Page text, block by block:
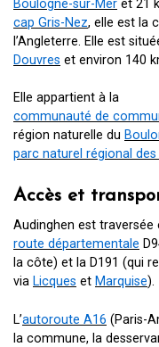
Boulogne-sur-Mer et 21
cap Gris-Nez, elle est la
l’Angleterre. Elle est
Douvres et environ 140
Elle appartient à la
communauté de
région naturelle du
parc naturel régional des
Accès et
Audinghen est
route départementale
la côte) et la D191 (qui
via Licques et Marquise).
L’autoroute A16 (Paris-
la commune, la